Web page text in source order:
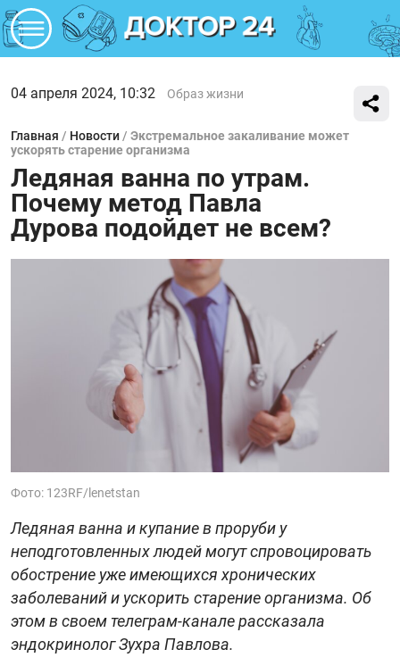
04 апреля 2024, 10:32 Образ жизни
Главная / Новости / Экстремальное закаливание может
ускорять старение организма
Ледяная ванна по утрам.
Почему метод Павла
Дурова подойдет не всем?
Фото: 123RF/lenetstan
Ледяная ванна и купание в проруби у
неподготовленных людей могут спровоцировать
обострение уже имеющихся хронических
заболеваний и ускорить старение организма. Об
этом в своем телеграм-канале рассказала
эндокринолог Зухра Павлова.